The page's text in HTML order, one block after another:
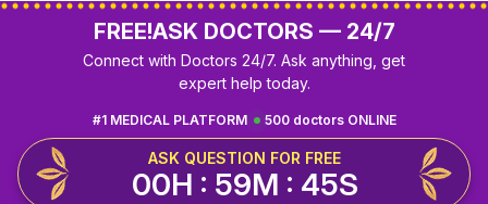
FREE!ASK DOCTORS — 24/7
Connect with Doctors 24/7. Ask anything, get
expert help today.
500 doctors ONLINE
#1 MEDICAL PLATFORM
ASK QUESTION FOR FREE
00H : 59M : 44S